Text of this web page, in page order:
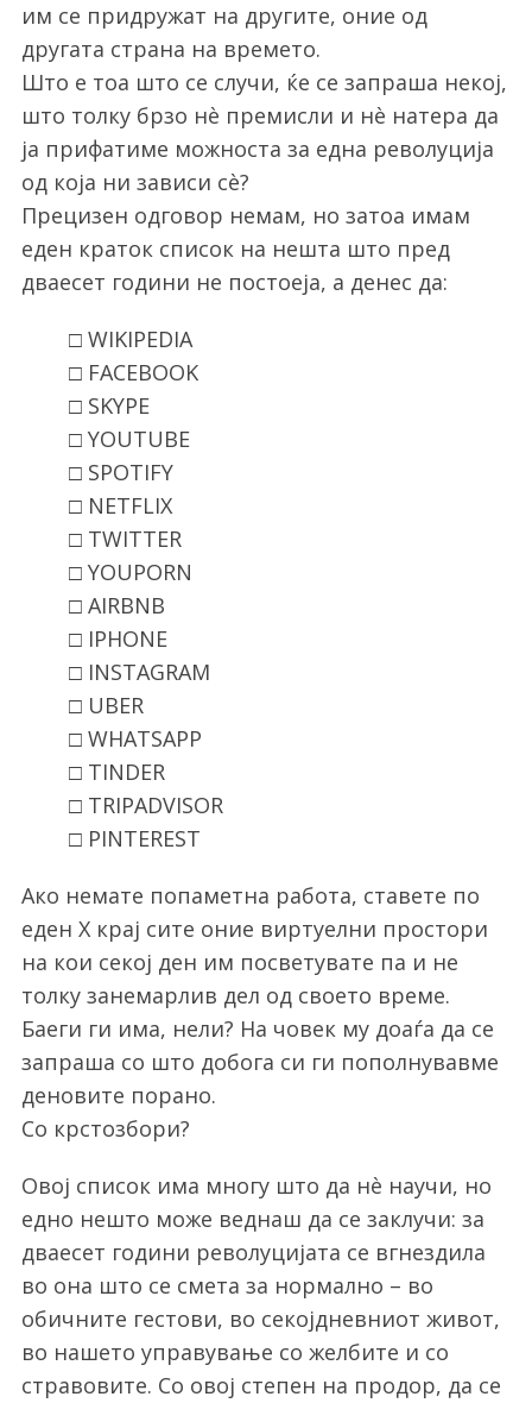
им се придружат на другите, оние од
другата страна на времето.
Што е тоа што се случи, ќе се запраша некој,
што толку брзо нè премисли и нè натера да
ја прифатиме можноста за една револуција
од која ни зависи сè?
Прецизен одговор немам, но затоа имам
еден краток список на нешта што пред
дваесет години не постоеја, а денес да:
□ WIKIPEDIA
□ FACEBOOK
□ SKYPE
□ YOUTUBE
□ SPOTIFY
□ NETFLIX
□ TWITTER
□ YOUPORN
□ AIRBNB
□ IPHONE
□ INSTAGRAM
□ UBER
□ WHATSAPP
□ TINDER
□ TRIPADVISOR
□ PINTEREST
Ако немате попаметна работа, ставете по
еден Х крај сите оние виртуелни простори
на кои секој ден им посветувате па и не
толку занемарлив дел од своето време.
Баеги ги има, нели? На човек му доаѓа да се
запраша со што добога си ги пополнувавме
деновите порано.
Со крстозбори?
Овој список има многу што да нè научи, но
едно нешто може веднаш да се заклучи: за
дваесет години револуцијата се вгнездила
во она што се смета за нормално – во
обичните гестови, во секојдневниот живот,
во нашето управување со желбите и со
стравовите. Со овој степен на продор, да се